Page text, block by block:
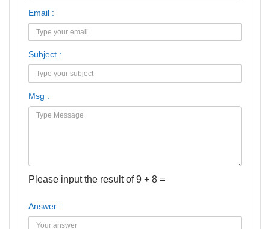
Email :
Subject :
Msg :
Please input the result of 9 + 8 =
Answer :